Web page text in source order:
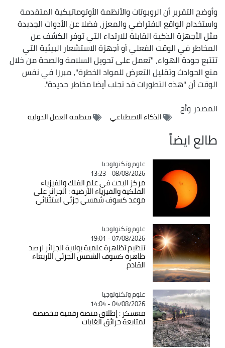
وأوضح التقرير أن الروبوتات والأنظمة الأوتوماتيكية المتقدمة
واستخدام الواقع الافتراضي والمعزز، فضلا عن الأدوات الجديدة
مثل الأجهزة الذكية القابلة للارتداء التي توفر الكشف عن
المخاطر في الوقت الفعلي أو أجهزة الاستشعار البيئية التي
تتتبع جودة الهواء، "تعمل على تحويل السلامة والصحة من خلال
منع الحوادث وتقليل التعرض للمواد الخطرة"، مبرزا في نفس
الوقت أن "هذه التطورات قد تجلب أيضا مخاطر جديدة".
المصدروأج
الذكاء الاصطناعي منظمة العمل الدولية
طالع ايضاً
Catégorie
علوم وتكنولوجيا
08/08/2026 - 13:23
مركز البحث في علم الفلك والفيزياء
الفلكية والفيزياء الأرضية : الجزائر على
موعد كسوف شمسي جزئي استثنائي
Catégorie
علوم وتكنولوجيا
07/08/2026 - 19:01
تنظيم تظاهرة علمية بولاية الجزائر لرصد
ظاهرة كسوف الشمس الجزئي الأربعاء
القادم
Catégorie
علوم وتكنولوجيا
04/08/2026 - 14:04
معسكر : إطلاق منصة رقمية مخصصة
لمتابعة حرائق الغابات